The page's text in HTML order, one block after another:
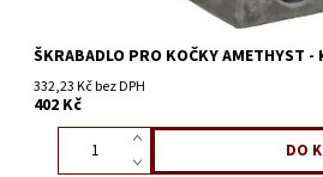
ŠKRABADLO PRO KOČKY AMETHYST -
332,23 Kč bez DPH
402 Kč